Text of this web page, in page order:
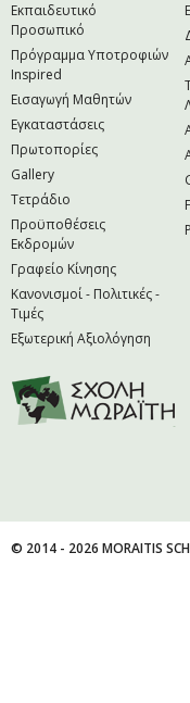
Εκπαιδευτικό
Προσωπικό
Πρόγραμμα Υποτροφιών
Inspired
Εισαγωγή Μαθητών
Εγκαταστάσεις
Πρωτοπορίες
Gallery
Τετράδιο
Προϋποθέσεις
Εκδρομών
Γραφείο Κίνησης
Κανονισμοί - Πολιτικές -
Τιμές
Εξωτερική Αξιολόγηση
© 2014 - 2026 MORAITIS